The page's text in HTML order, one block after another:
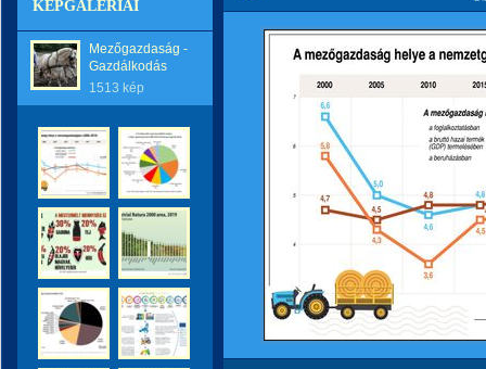
KÉPGALÉRIÁI
Mezőgazdaság -
Gazdálkodás
1513 kép